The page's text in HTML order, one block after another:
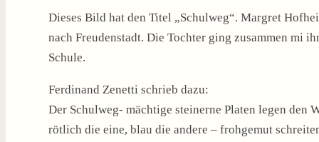
Dieses Bild hat den Titel „Schulweg“. Margret
nach Freudenstadt. Die Tochter ging zusammen mi
Schule.
Ferdinand Zenetti schrieb dazu:
Der Schulweg- mächtige steinerne Platen legen den
rötlich die eine, blau die andere – frohgemut